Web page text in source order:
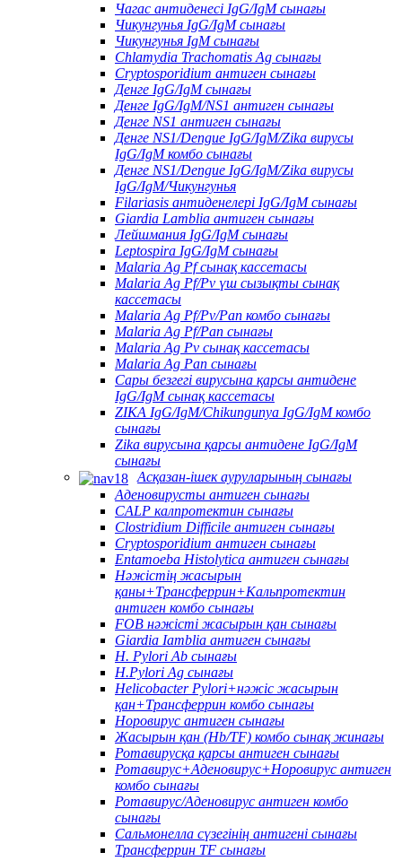
Чагас антиденесі IgG/IgM сынағы
Чикунгунья IgG/IgM сынағы
Чикунгунья IgM сынағы
Chlamydia Trachomatis Ag сынағы
Cryptosporidium антиген сынағы
Денге IgG/IgM сынағы
Денге IgG/IgM/NS1 антиген сынағы
Денге NS1 антиген сынағы
Денге NS1/Dengue IgG/IgM/Zika вирусы
IgG/IgM комбо сынағы
Денге NS1/Dengue IgG/IgM/Zika вирусы
IgG/IgM/Чикунгунья
Filariasis антиденелері IgG/IgM сынағы
Giardia Lamblia антиген сынағы
Лейшмания IgG/IgM сынағы
Leptospira IgG/IgM сынағы
Malaria Ag Pf сынақ кассетасы
Malaria Ag Pf/Pv үш сызықты сынақ
кассетасы
Malaria Ag Pf/Pv/Pan комбо сынағы
Malaria Ag Pf/Pan сынағы
Malaria Ag Pv сынақ кассетасы
Malaria Ag Pan сынағы
Сары безгегі вирусына қарсы антидене
IgG/IgM сынақ кассетасы
ZIKA IgG/IgM/Chikungunya IgG/IgM комбо
сынағы
Zika вирусына қарсы антидене IgG/IgM
сынағы
Асқазан-ішек ауруларының сынағы
Аденовирусты антиген сынағы
CALP калпротектин сынағы
Clostridium Difficile антиген сынағы
Cryptosporidium антиген сынағы
Entamoeba Histolytica антиген сынағы
Нәжістің жасырын
қаны+Трансферрин+Кальпротектин
антиген комбо сынағы
FOB нәжісті жасырын қан сынағы
Giardia Iamblia антиген сынағы
H. Pylori Ab сынағы
H.Pylori Ag сынағы
Helicobacter Pylori+нәжіс жасырын
қан+Трансферрин комбо сынағы
Норовирус антиген сынағы
Жасырын қан (Hb/TF) комбо сынақ жинағы
Ротавирусқа қарсы антиген сынағы
Ротавирус+Аденовирус+Норовирус антиген
комбо сынағы
Ротавирус/Аденовирус антиген комбо
сынағы
Сальмонелла сүзегінің антигені сынағы
Трансферрин TF сынағы